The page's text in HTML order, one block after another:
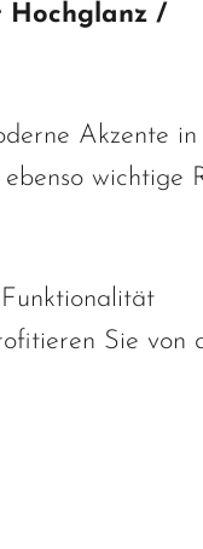
Hochglanz /
Akzente in
wichtige
Sie von